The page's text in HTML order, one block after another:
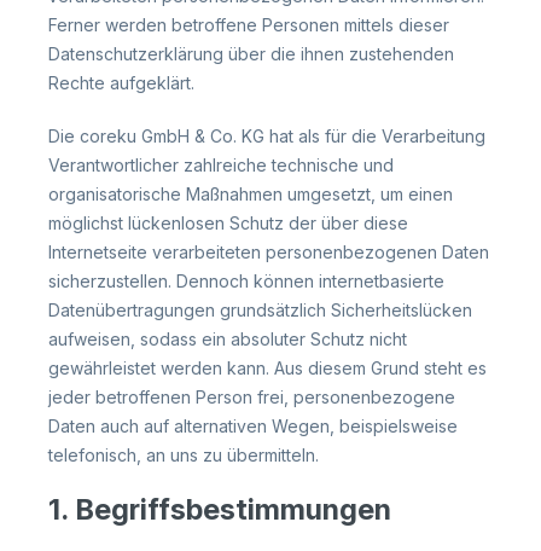
Ferner werden betroffene Personen mittels dieser
Datenschutzerklärung über die ihnen zustehenden
Rechte aufgeklärt.
Die coreku GmbH & Co. KG hat als für die Verarbeitung
Verantwortlicher zahlreiche technische und
organisatorische Maßnahmen umgesetzt, um einen
möglichst lückenlosen Schutz der über diese
Internetseite verarbeiteten personenbezogenen Daten
sicherzustellen. Dennoch können internetbasierte
Datenübertragungen grundsätzlich Sicherheitslücken
aufweisen, sodass ein absoluter Schutz nicht
gewährleistet werden kann. Aus diesem Grund steht es
jeder betroffenen Person frei, personenbezogene
Daten auch auf alternativen Wegen, beispielsweise
telefonisch, an uns zu übermitteln.
1. Begriffsbestimmungen